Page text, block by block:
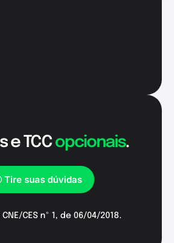
e TCCopcionais.
Tire suas dúvidas
CES nº 1, de 06/04/2018.